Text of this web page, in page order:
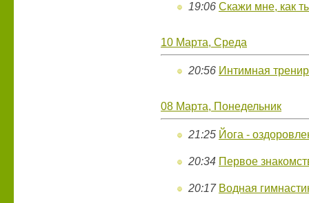
19:06 Скажи мне, как
10 Марта, Среда
20:56 Интимная
08 Марта, Понедельник
21:25 Йога -
20:34 Первое
20:17 Водная